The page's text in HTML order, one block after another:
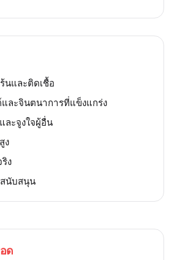
นและติดเชื้อ
ละจินตนาการที่แข็งแกร่ง
ละจูงใจผู้อื่น
ง
ง
สนับสนุน
ด